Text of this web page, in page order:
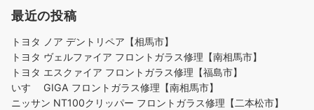
最近の投稿
トヨタ ノア デントリペア【相馬市】
トヨタ ヴェルファイア フロントガラス修理【南相馬市】
トヨタ エスクァイア フロントガラス修理【福島市】
いすゞ GIGA フロントガラス修理【南相馬市】
ニッサン NT100クリッパー フロントガラス修理【二本松市】